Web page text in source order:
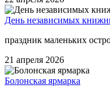
День независимых
праздник маленьких
21 апреля 2026
Болонская ярмарка